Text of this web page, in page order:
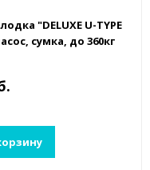
"DELUXE U-TYPE
сумка, до 360кг